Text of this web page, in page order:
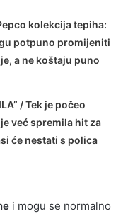
kolekcija tepiha:
potpuno promijeniti
a ne koštaju puno
/ Tek je počeo
već spremila hit za
će nestati s polica
i mogu se normalno